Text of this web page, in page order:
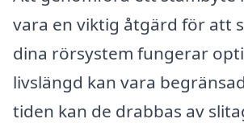
vara en viktig åtgärd för att
dina rörsystem fungerar
livslängd kan vara
tiden kan de drabbas av